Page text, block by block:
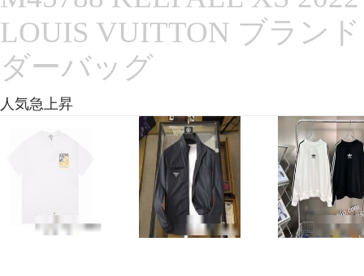
LOUIS VUITTON ブラン
ダーバッグ
人気急上昇